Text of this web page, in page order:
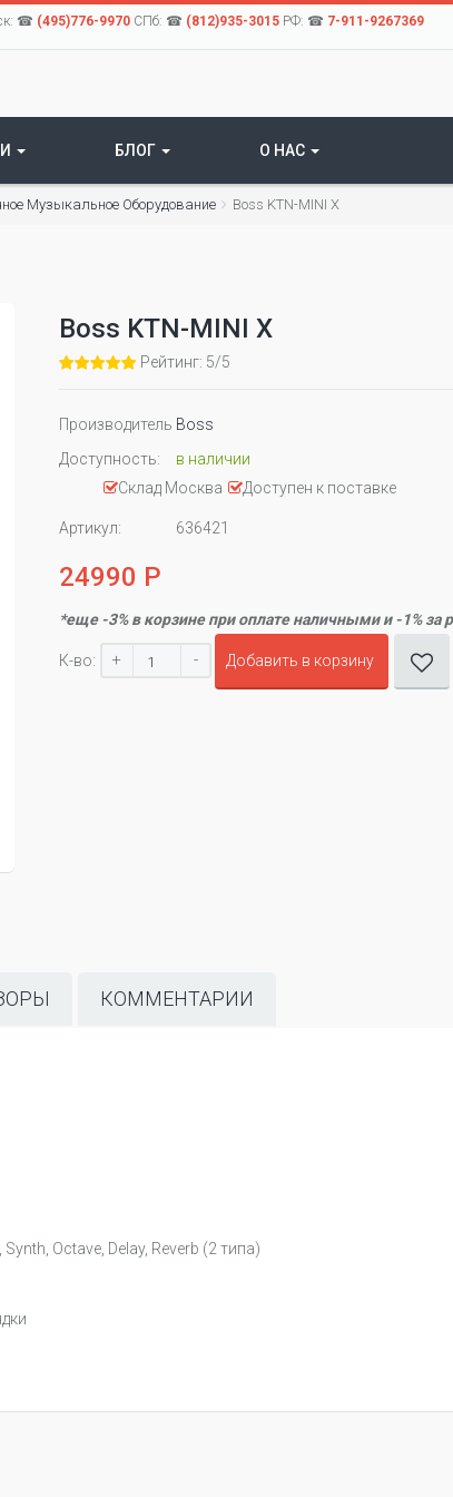
☎ (495)776-9970СПб: ☎ (812)935-3015РФ: ☎ 7-911-9267369
БЛОГ О НАС
Музыкальное Оборудование Boss KTN-MINI X
Boss KTN-MINI X
Рейтинг: 5/5
Производитель Boss
Доступность:
в наличии
Склад Москва
Доступен к поставке
Артикул: 636421
24990 Р
*еще -3% в корзине при оплате наличными и -1% за
К-во: + - Добавить в корзину
КОММЕНТАРИИ
Octave, Delay, Reverb (2 типа)